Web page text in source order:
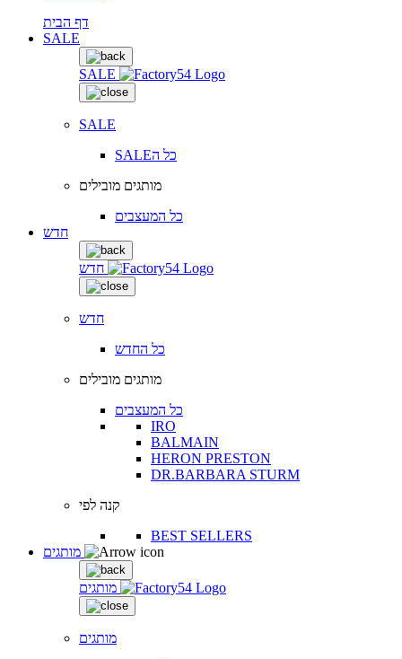
דף הבית
SALE
SALE
SALE
SALEכל ה
מותגים מובילים
כל המעצבים
חדש
חדש
חדש
כל החדש
מותגים מובילים
כל המעצבים
IRO
BALMAIN
HERON PRESTON
DR.BARBARA STURM
קנה לפי
BEST SELLERS
מותגים
מותגים